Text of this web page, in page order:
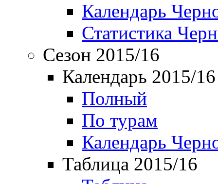
Календарь
Статистика
Сезон 2015/16
Календарь 2015/16
Полный
По турам
Календарь
Таблица 2015/16